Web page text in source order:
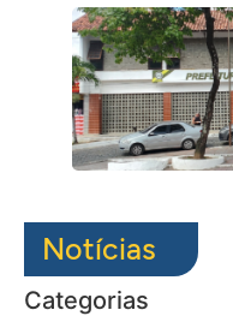
Notícias
Categorias